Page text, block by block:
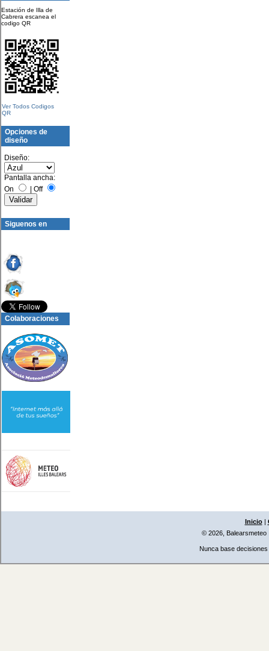
Estación de Illa de
Cabrera escanea el
codigo QR
Ver Todos Codigos
QR
Opciones de
diseño
Diseño:
Pantalla ancha:
On
Off
Siguenos en
Colaboraciones
Inicio|
© 2026, Balearsmeteo
Nunca base